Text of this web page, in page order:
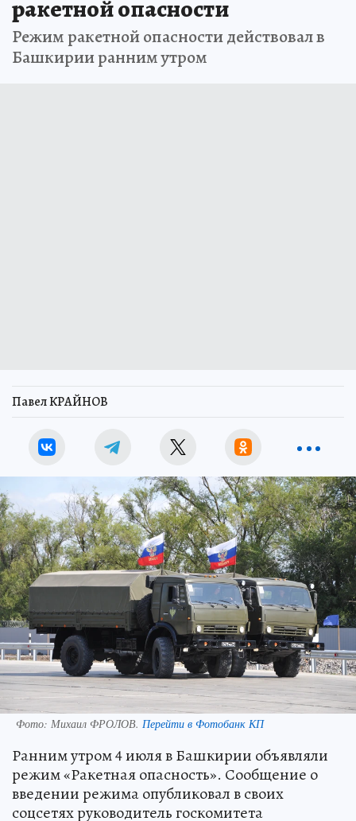
ракетной опасности
Режим ракетной опасности действовал в
Башкирии ранним утром
Павел КРАЙНОВ
Фото: Михаил ФРОЛОВ. Перейти в Фотобанк КП
Ранним утром 4 июля в Башкирии объявляли
режим «Ракетная опасность». Сообщение о
введении режима опубликовал в своих
соцсетях руководитель госкомитета